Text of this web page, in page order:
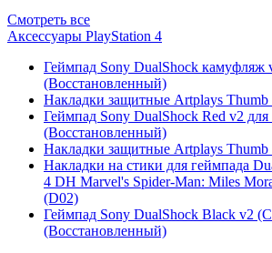
Смотреть все
Аксессуары PlayStation 4
Геймпад Sony DualShock
(Восстановленный)
Накладки защитные Artplays Thumb
Геймпад Sony DualShock Red v2
(Восстановленный)
Накладки защитные Artplays Thumb
Накладки на стики для геймпада
4 DH Marvel's Spider-Man: Miles
(D02)
Геймпад Sony DualShock Black v2
(Восстановленный)